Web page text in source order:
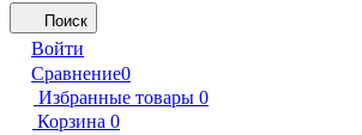
Поиск
Войти
Сравнение0
Избранные товары 0
Корзина 0